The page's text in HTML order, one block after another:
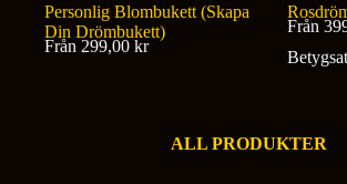
Personlig Blombukett (Skapa
Din Drömbukett)
Från 299,00 kr
Från
ALL PRODUKTER